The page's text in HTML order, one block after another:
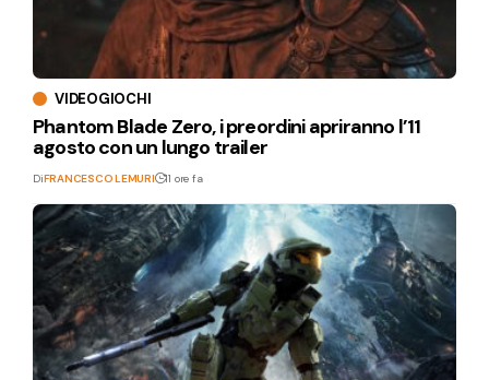
VIDEOGIOCHI
Phantom Blade Zero, i preordini apriranno l’11
agosto con un lungo trailer
DiFRANCESCO LEMURI 11 ore fa